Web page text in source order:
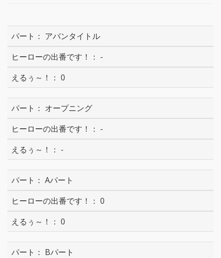
アバンタイトル
-
0
オープニング
-
-
Aパート
0
0
Bパート